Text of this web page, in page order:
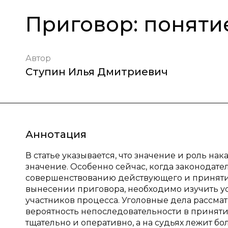
Приговор:
Автор
Ступин Илья Дмитриевич
Аннотация
В статье указывается, что значение и роль
значение. Особенно сейчас, когда
совершенствованию действующего и
вынесении приговора, необходимо изучить
участников процесса. Уголовные дела
вероятность непоследовательности в
тщательно и оперативно, а на судьях лежит